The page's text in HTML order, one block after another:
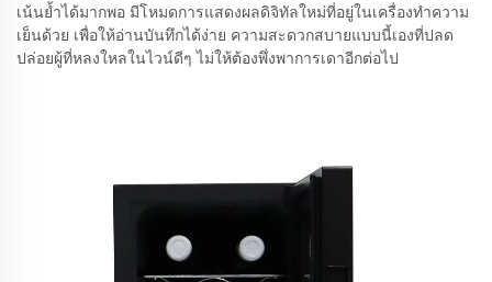
เน้นย้ำได้มากพอ มีโหมดการแสดงผลดิจิทัลใหม่ที่อยู่ในเครื่องทำความ
เย็นด้วย เพื่อให้อ่านบันทึกได้ง่าย ความสะดวกสบายแบบนี้เองที่ปลด
ปล่อยผู้ที่หลงใหลในไวน์ดีๆ ไม่ให้ต้องพึ่งพาการเดาอีกต่อไป